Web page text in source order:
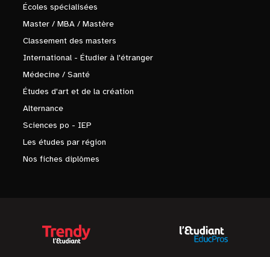
Écoles spécialisées
Master / MBA / Mastère
Classement des masters
International - Étudier à l'étranger
Médecine / Santé
Études d'art et de la création
Alternance
Sciences po - IEP
Les études par région
Nos fiches diplômes